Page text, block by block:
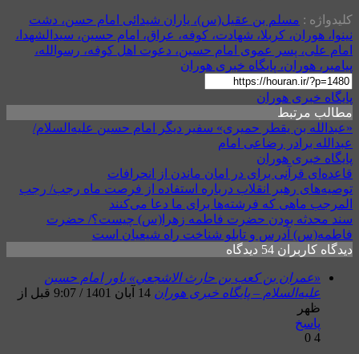
کلیدواژه : مسلم بن عقیل(س)، یاران شیدائی امام حسن، دشت
نینوا، هوران، کربلا، شهادت، کوفه، عراق، امام حسین، سیدالشهدا،
امام علی، پسر عموی امام حسین، دعوت اهل کوفه، رسوالله،
پیامبر، هوران، پایگاه خبری هوران
پایگاه خبری هوران
مطالب مرتبط
«عبدالله بن یقطر حمیری» سفیر دیگر امام حسین علیه‌السلام/
عبدالله برادر رضاعی امام
پایگاه خبری هوران
قاعده‌ای قرآنی برای در امان ماندن از انحرافات
توصیه‌های رهبر انقلاب درباره استفاده از فرصت ماه رجب/ رجب
المرجب ماهی که فرشته‌ها برای ما دعا می‌کنند
سند محدثه بودن حضرت فاطمه زهرا(س) چیست؟/ حضرت
فاطمه(س) آدرس و تابلو شناخت راه شیعیان است
دیدگاه کاربران 54 دیدگاه
«عمران بن كعب بن حارث الاشجعي» یاور امام حسین
علیه‌السلام – پایگاه خبری هوران
14 آبان 1401 / 9:07 قبل از
ظهر
پاسخ
4
0